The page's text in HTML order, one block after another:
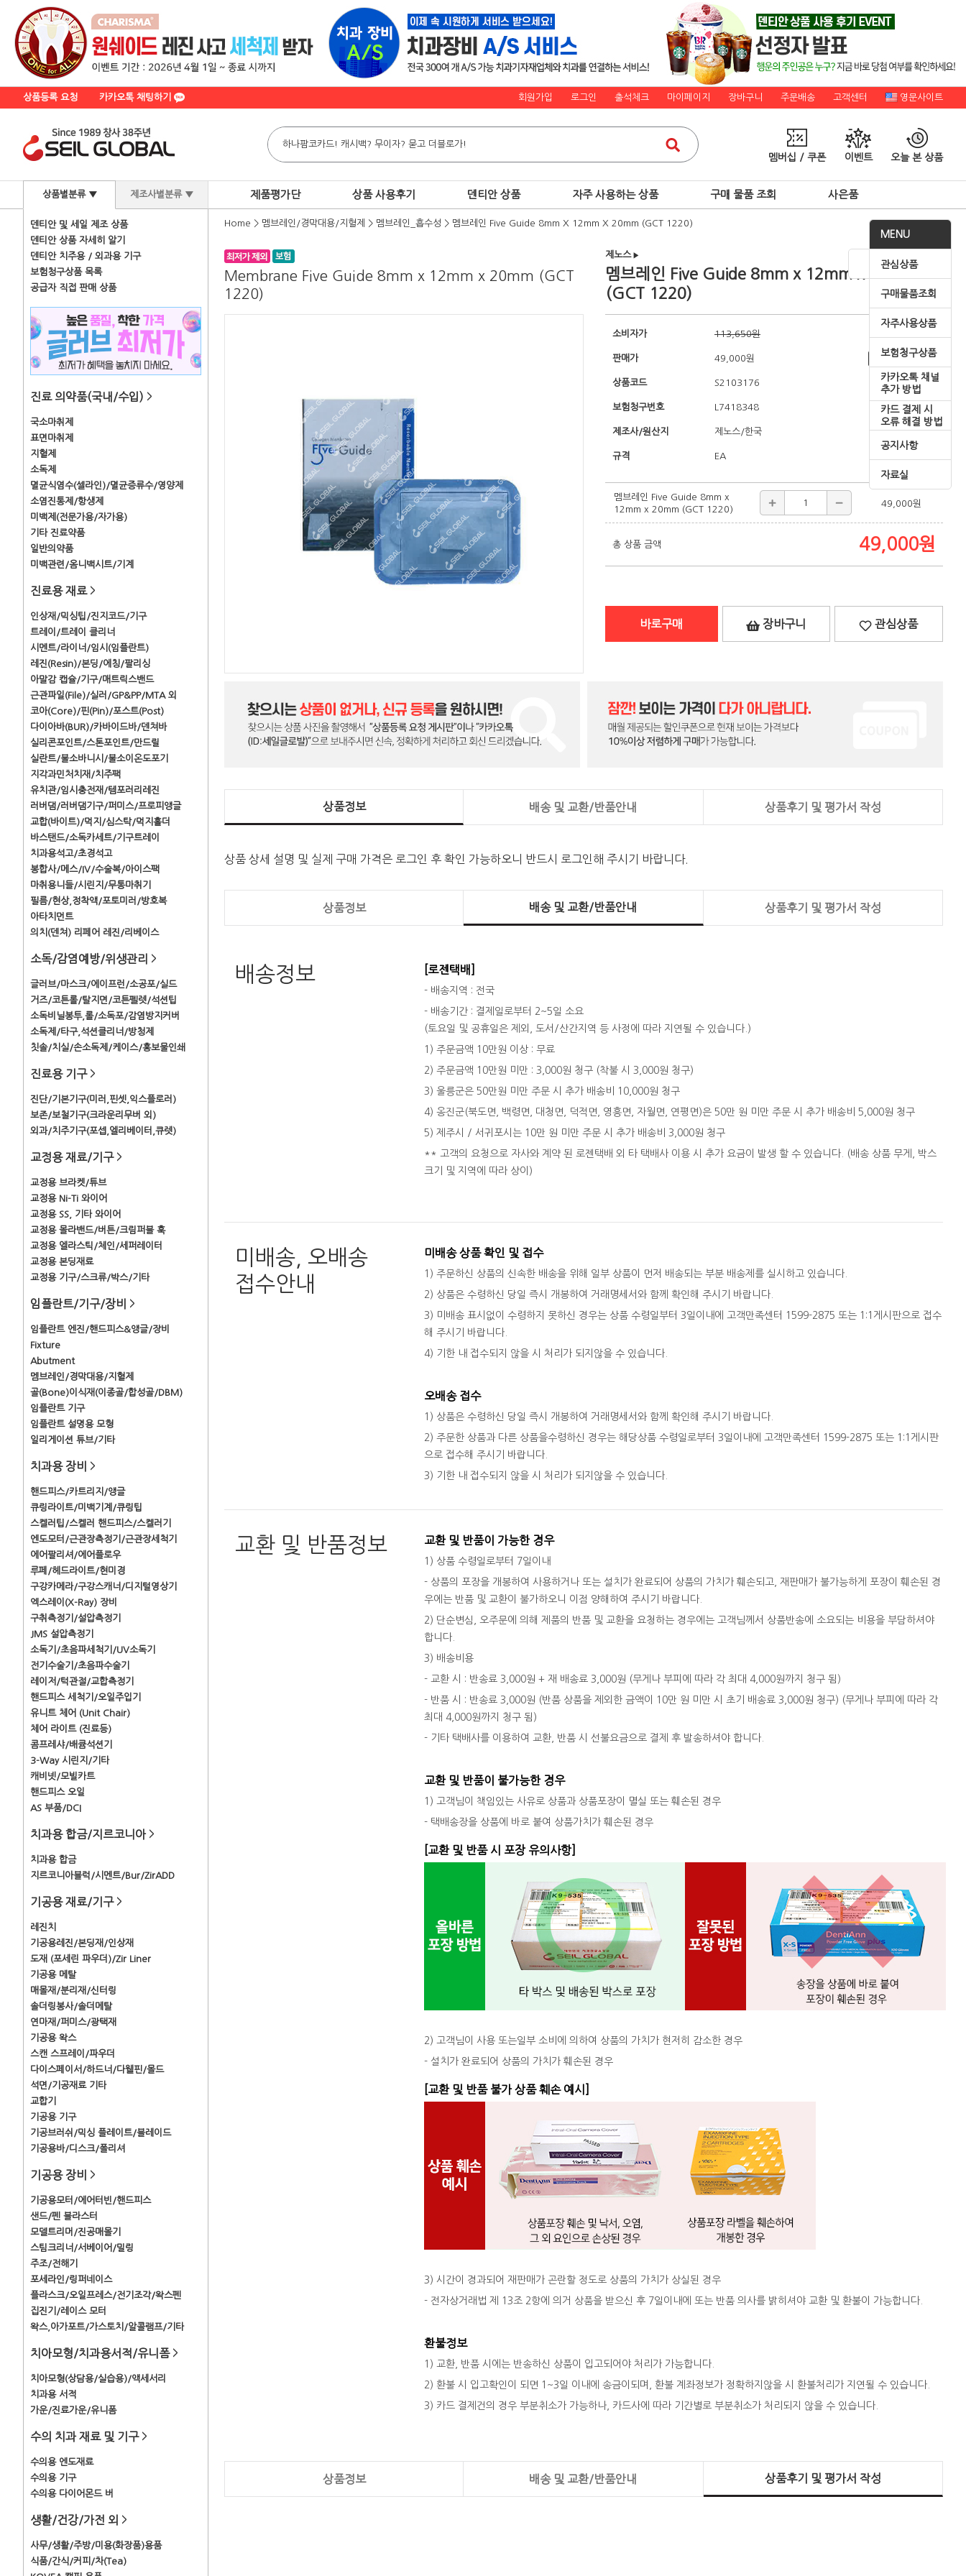
상품등록 요청 카카오톡 채팅하기 회원가입 로그인 출석체크 마이페이지 장바구니 주문배송 고객센터 영문사이트
멤버십 / 쿠폰 이벤트 오늘 본 상품
상품별분류 ▼ 제조사별분류 ▼
덴티안 및 세일 제조 상품
덴티안 상품 자세히 알기
덴티안 치주용 / 외과용 기구
보험청구상품 목록
공급자 직접 판매 상품
진료 의약품(국내/수입) >
국소마취제
표면마취제
지혈제
소독제
멸균식염수(셀라인)/멸균증류수/영양제
소염진통제/항생제
미백제(전문가용/자가용)
기타 진료약품
일반의약품
미백관련/옴니백시트/기계
진료용 재료 >
인상재/믹싱팁/진지코드/기구
트레이/트레이 클리너
시멘트/라이너/임시(임플란트)
레진(Resin)/본딩/에칭/팔리싱
아말감 캡슐/기구/매트릭스밴드
근관파일(File)/실러/GP&PP/MTA 외
코아(Core)/핀(Pin)/포스트(Post)
다이아바(BUR)/카바이드바/덴쳐바
실리콘포인트/스톤포인트/만드릴
실란트/불소바니시/불소이온도포기
지각과민처치재/치주팩
유치관/임시충전재/템포러리레진
러버댐/러버댐기구/퍼미스/프로피앵글
교합(바이트)/먹지/심스탁/먹지홀더
바스탠드/소독카세트/기구트레이
치과용석고/초경석고
봉합사/메스/IV/수술복/아이스팩
마취용니들/시린지/무통마취기
필름/현상,정착액/포토미러/방호복
아타치먼트
의치(덴쳐) 리페어 레진/리베이스
소독/감염예방/위생관리 >
글러브/마스크/에이프런/소공포/실드
거즈/코튼롤/탈지면/코튼펠렛/석션팁
소독비닐봉투,롤/소독포/감염방지커버
소독제/타구,석션클리너/방청제
칫솔/치실/손소독제/케이스/홍보물인쇄
진료용 기구 >
진단/기본기구(미러,핀셋,익스플로러)
보존/보철기구(크라운리무버 외)
외과/치주기구(포셉,엘리베이터,큐렛)
교정용 재료/기구 >
교정용 브라켓/튜브
교정용 Ni-Ti 와이어
교정용 SS, 기타 와이어
교정용 몰라밴드/버튼/크림퍼블 훅
교정용 엘라스틱/체인/세퍼레이터
교정용 본딩재료
교정용 기구/스크류/박스/기타
임플란트/기구/장비 >
임플란트 엔진/핸드피스&앵글/장비
Fixture
Abutment
멤브레인/경막대용/지혈제
골(Bone)이식재(이종골/합성골/DBM)
임플란트 기구
임플란트 설명용 모형
일리게이션 튜브/기타
치과용 장비 >
핸드피스/카트리지/앵글
큐링라이트/미백기계/큐링팁
스켈러팁/스켈러 핸드피스/스켈러기
엔도모터/근관장측정기/근관장세척기
에어팔리셔/에어플로우
루페/헤드라이트/현미경
구강카메라/구강스캐너/디지털영상기
엑스레이(X-Ray) 장비
구취측정기/설압측정기
JMS 설압측정기
소독기/초음파세척기/UV소독기
전기수술기/초음파수술기
레이저/턱관절/교합측정기
핸드피스 세척기/오일주입기
유니트 체어 (Unit Chair)
체어 라이트 (진료등)
콤프레샤/배큠석션기
3-Way 시린지/기타
캐비넷/모빌카트
핸드피스 오일
AS 부품/DCI
치과용 합금/지르코니아 >
치과용 합금
지르코니아블럭/시멘트/Bur/ZirADD
기공용 재료/기구 >
레진치
기공용레진/본딩재/인상재
도재 (포세린 파우더)/Zir Liner
기공용 메탈
매몰재/분리재/신터링
솔더링봉사/솔더메탈
연마재/퍼미스/광택재
기공용 왁스
스캔 스프레이/파우더
다이스페이서/하드너/다웰핀/몰드
석면/기공재료 기타
교합기
기공용 기구
기공브러쉬/믹싱 플레이트/블레이드
기공용바/디스크/폴리셔
기공용 장비 >
기공용모터/에어터빈/핸드피스
샌드/펜 블라스터
모델트리머/진공매몰기
스팀크리너/서베이어/밀링
주조/전해기
포세라인/링퍼네이스
플라스크/오일프레스/전기조각/왁스펜
집진기/레이스 모터
왁스,아가포트/가스토치/알콜램프/기타
치아모형/치과용서적/유니폼 >
치아모형(상담용/실습용)/액세서리
치과용 서적
가운/진료가운/유니폼
수의 치과 재료 및 기구 >
수의용 엔도재료
수의용 기구
수의용 다이어몬드 버
생활/건강/가전 외 >
사무/생활/주방/미용(화장품)용품
식품/간식/커피/차(Tea)
제품평가단 상품 사용후기 덴티안 상품 자주 사용하는 상품 구매 물품 조회 사은품
MENU
관심상품
구매물품조회
자주사용상품
보험청구상품
카카오톡 채널
추가 방법
카드 결제 시
오류 해결 방법
공지사항
자료실
Home > 멤브레인/경막대용/지혈제 > 멤브레인_흡수성 > 멤브레인 Five Guide 8mm X 12mm X 20mm (GCT 1220)
Membrane Five Guide 8mm x 12mm x 20mm (GCT
1220)
제노스 ▶
멤브레인 Five Guide 8mm x 12mm x 20mm
(GCT 1220)
소비자가 113,650원
판매가 49,000원 쇼핑혜택
상품코드 S2103176
보험청구번호 L7418348
제조사/원산지 제노스/한국
규격 EA
멤브레인 Five Guide 8mm x
12mm x 20mm (GCT 1220)
49,000원
총 상품 금액 49,000원
바로구매 장바구니 관심상품
상품정보 배송 및 교환/반품안내 상품후기 및 평가서 작성
상품 상세 설명 및 실제 구매 가격은 로그인 후 확인 가능하오니 반드시 로그인해 주시기 바랍니다.
상품정보 배송 및 교환/반품안내 상품후기 및 평가서 작성
배송정보 [로젠택배]
- 배송지역 : 전국
- 배송기간 : 결제일로부터 2~5일 소요
(토요일 및 공휴일은 제외, 도서/산간지역 등 사정에 따라 지연될 수 있습니다.)
1) 주문금액 10만원 이상 : 무료
2) 주문금액 10만원 미만 : 3,000원 청구 (착불 시 3,000원 청구)
3) 울릉군은 50만원 미만 주문 시 추가 배송비 10,000원 청구
4) 옹진군(북도면, 백령면, 대청면, 덕적면, 영흥면, 자월면, 연평면)은 50만 원 미만 주문 시 추가 배송비 5,000원 청구
5) 제주시 / 서귀포시는 10만 원 미만 주문 시 추가 배송비 3,000원 청구
** 고객의 요청으로 자사와 계약 된 로젠택배 외 타 택배사 이용 시 추가 요금이 발생 할 수 있습니다. (배송 상품 무게, 박스
크기 및 지역에 따라 상이)
미배송, 오배송
접수안내
미배송 상품 확인 및 접수
1) 주문하신 상품의 신속한 배송을 위해 일부 상품이 먼저 배송되는 부분 배송제를 실시하고 있습니다.
2) 상품은 수령하신 당일 즉시 개봉하여 거래명세서와 함께 확인해 주시기 바랍니다.
3) 미배송 표시없이 수령하지 못하신 경우는 상품 수령일부터 3일이내에 고객만족센터 1599-2875 또는 1:1게시판으로 접수
해 주시기 바랍니다.
4) 기한 내 접수되지 않을 시 처리가 되지않을 수 있습니다.
오배송 접수
1) 상품은 수령하신 당일 즉시 개봉하여 거래명세서와 함께 확인해 주시기 바랍니다.
2) 주문한 상품과 다른 상품을수령하신 경우는 해당상품 수령일로부터 3일이내에 고객만족센터 1599-2875 또는 1:1게시판
으로 접수해 주시기 바랍니다.
3) 기한 내 접수되지 않을 시 처리가 되지않을 수 있습니다.
교환 및 반품정보 교환 및 반품이 가능한 경우
1) 상품 수령일로부터 7일이내
- 상품의 포장을 개봉하여 사용하거나 또는 설치가 완료되어 상품의 가치가 훼손되고, 재판매가 불가능하게 포장이 훼손된 경
우에는 반품 및 교환이 불가하오니 이점 양해하여 주시기 바랍니다.
2) 단순변심, 오주문에 의해 제품의 반품 및 교환을 요청하는 경우에는 고객님께서 상품반송에 소요되는 비용을 부담하셔야
합니다.
3) 배송비용
- 교환 시 : 반송료 3,000원 + 재 배송료 3,000원 (무게나 부피에 따라 각 최대 4,000원까지 청구 됨)
- 반품 시 : 반송료 3,000원 (반품 상품을 제외한 금액이 10만 원 미만 시 초기 배송료 3,000원 청구) (무게나 부피에 따라 각
최대 4,000원까지 청구 됨)
- 기타 택배사를 이용하여 교환, 반품 시 선불요금으로 결제 후 발송하셔야 합니다.
교환 및 반품이 불가능한 경우
1) 고객님이 책임있는 사유로 상품과 상품포장이 멸실 또는 훼손된 경우
- 택배송장을 상품에 바로 붙여 상품가치가 훼손된 경우
[교환 및 반품 시 포장 유의사항]
2) 고객님이 사용 또는일부 소비에 의하여 상품의 가치가 현저히 감소한 경우
- 설치가 완료되어 상품의 가치가 훼손된 경우
[교환 및 반품 불가 상품 훼손 예시]
3) 시간이 경과되어 재판매가 곤란할 정도로 상품의 가치가 상실된 경우
- 전자상거래법 제 13조 2항에 의거 상품을 받으신 후 7일이내에 또는 반품 의사를 밝히셔야 교환 및 환불이 가능합니다.
환불정보
1) 교환, 반품 시에는 반송하신 상품이 입고되어야 처리가 가능합니다.
2) 환불 시 입고확인이 되면 1~3일 이내에 송금이되며, 환불 계좌정보가 정확하지않을 시 환불처리가 지연될 수 있습니다.
3) 카드 결제건의 경우 부분취소가 가능하나, 카드사에 따라 기간별로 부분취소가 처리되지 않을 수 있습니다.
상품정보 배송 및 교환/반품안내 상품후기 및 평가서 작성